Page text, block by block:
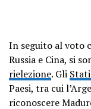
In seguito al voto
Russia e Cina, si
rielezione. Gli
Paesi, tra cui
riconoscere